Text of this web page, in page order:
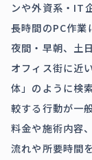
ンや外資系・IT
長時間のPC作業
夜間・早朝、土
オフィス街に近
体」のように検
較する行動が一
料金や施術内容
流れや所要時間